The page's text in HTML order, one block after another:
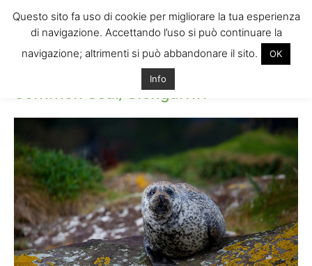
Common Seal, Glengarriff Common Seal, Glengarriff
Common Seal, Glengarriff
Questo sito fa uso di cookie per migliorare la tua esperienza
di navigazione. Accettando l’uso si può continuare la
navigazione; altrimenti si può abbandonare il sito.
OK
Info